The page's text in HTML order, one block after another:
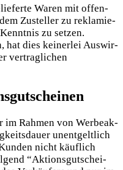
Waren mit offen­
Zustel­ler zu rekla­mie­
zu set­zen.
hat dies kei­ner­lei Aus­wir­
ver­trag­li­chen
im Rah­men von Wer­be­ak­
unent­gelt­lich
nicht käuf­lich
“Akti­ons­gut­schei­